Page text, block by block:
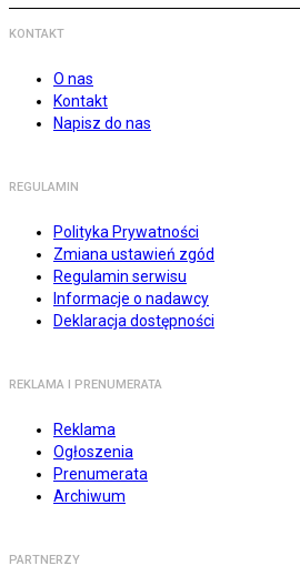
KONTAKT
O nas
Kontakt
Napisz do nas
REGULAMIN
Polityka Prywatności
Zmiana ustawień zgód
Regulamin serwisu
Informacje o nadawcy
Deklaracja dostępności
REKLAMA I PRENUMERATA
Reklama
Ogłoszenia
Prenumerata
Archiwum
PARTNERZY